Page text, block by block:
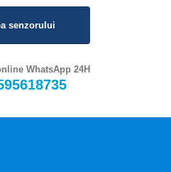
senzorului
WhatsApp 24H